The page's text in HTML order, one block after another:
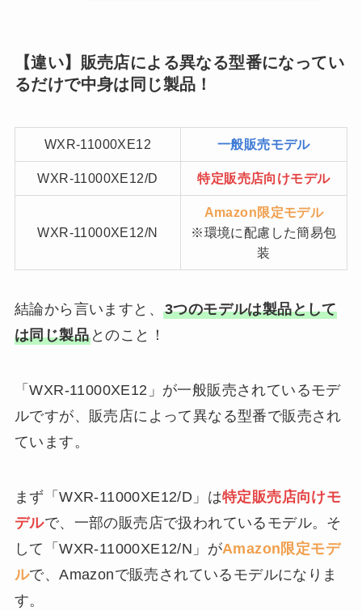
【違い】販売店による異なる型番になってい
るだけで中身は同じ製品！
WXR-11000XE12 一般販売モデル
WXR-11000XE12/D 特定販売店向けモデル
WXR-11000XE12/N
Amazon限定モデル
※環境に配慮した簡易包
装
結論から言いますと、 3つのモデルは製品として
は同じ製品とのこと！
「WXR-11000XE12」が一般販売されているモデ
ルですが、販売店によって異なる型番で販売され
ています。
まず「WXR-11000XE12/D」は特定販売店向けモ
デルで、一部の販売店で扱われているモデル。そ
して「WXR-11000XE12/N」がAmazon限定モデ
ルで、Amazonで販売されているモデルになりま
す。